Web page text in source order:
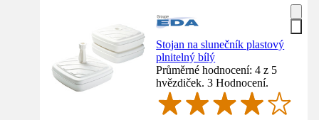
Stojan na slunečník plastový
plnitelný bílý
Průměrné hodnocení: 4 z 5
hvězdiček. 3 Hodnocení.